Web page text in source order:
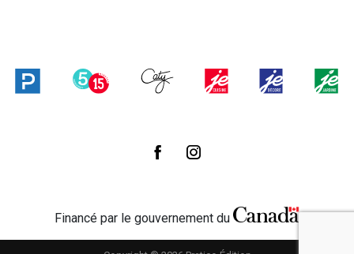
Financé par le gouvernement du